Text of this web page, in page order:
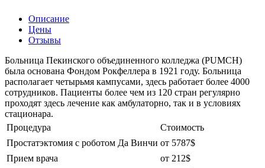
Описание
Цены
Отзывы
Больница Пекинского объединенного колледжа (PUMCH)
была основана Фондом Рокфеллера в 1921 году. Больница
располагает четырьмя кампусами, здесь работает более 4000
сотрудников. Пациенты более чем из 120 стран регулярно
проходят здесь лечение как амбулаторно, так и в условиях
стационара.
Процедура
Стоимость
Простатэктомия с роботом Да Винчи от 5787$
Прием врача
от 212$